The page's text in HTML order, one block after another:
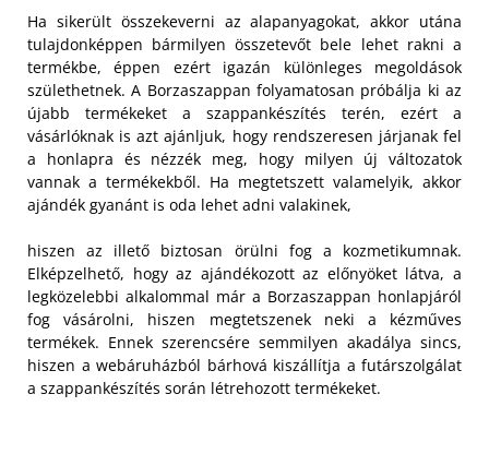
Ha sikerült összekeverni az alapanyagokat, akkor utána
tulajdonképpen bármilyen összetevőt bele lehet rakni a
termékbe, éppen ezért igazán különleges megoldások
születhetnek. A Borzaszappan folyamatosan próbálja ki az
újabb termékeket a szappankészítés terén, ezért a
vásárlóknak is azt ajánljuk, hogy rendszeresen járjanak fel
a honlapra és nézzék meg, hogy milyen új változatok
vannak a termékekből. Ha megtetszett valamelyik, akkor
ajándék gyanánt is oda lehet adni valakinek,
hiszen az illető biztosan örülni fog a kozmetikumnak.
Elképzelhető, hogy az ajándékozott az előnyöket látva, a
legközelebbi alkalommal már a Borzaszappan honlapjáról
fog vásárolni, hiszen megtetszenek neki a kézműves
termékek. Ennek szerencsére semmilyen akadálya sincs,
hiszen a webáruházból bárhová kiszállítja a futárszolgálat
a szappankészítés során létrehozott termékeket.